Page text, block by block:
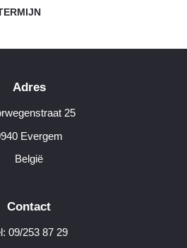
Adres
25
Evergem
België
Contact
09/253 87 29